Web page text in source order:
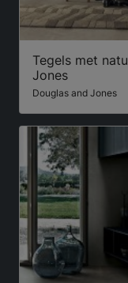
Tegels met
Jones
Douglas and Jones